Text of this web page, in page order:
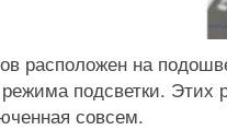
расположен на
подсветки. Этих
совсем.